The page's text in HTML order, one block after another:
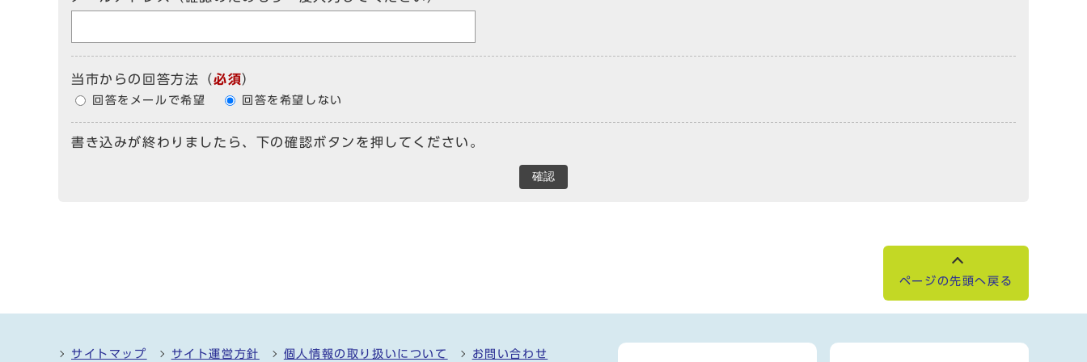
当市からの回答方法 （必須）
回答をメールで希望 回答を希望しない
書き込みが終わりましたら、下の確認ボタンを押してください。
確認
ページの先頭へ戻る
サイトマップ サイト運営方針 個人情報の取り扱いについて お問い合わせ